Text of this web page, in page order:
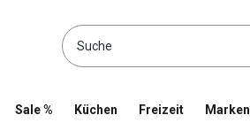
and shop online
Sale % Küchen Freizeit Marken